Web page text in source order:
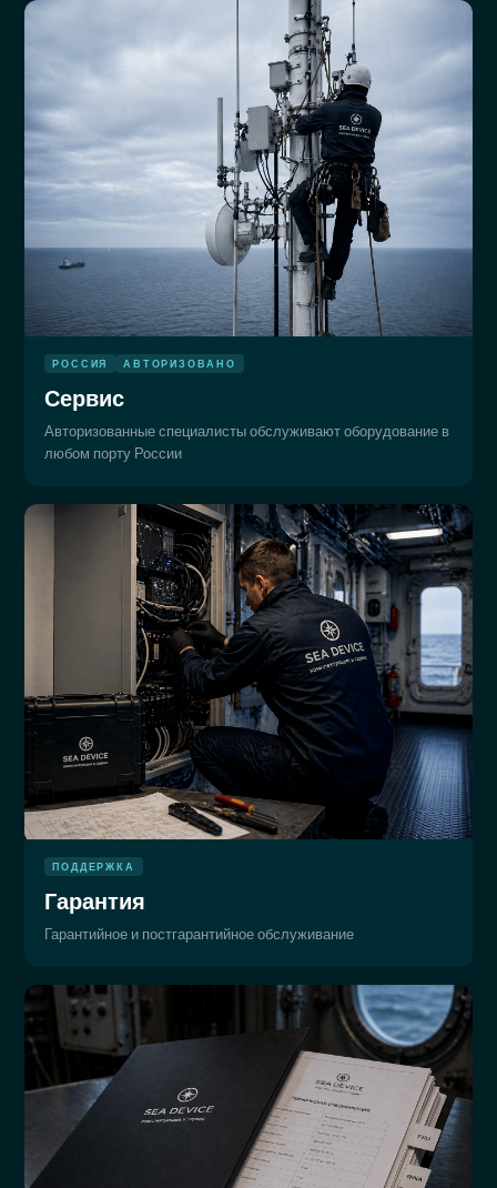
РОССИЯ АВТОРИЗОВАНО
Сервис
Авторизованные специалисты обслуживают оборудование в
любом порту России
ПОДДЕРЖКА
Гарантия
Гарантийное и постгарантийное обслуживание